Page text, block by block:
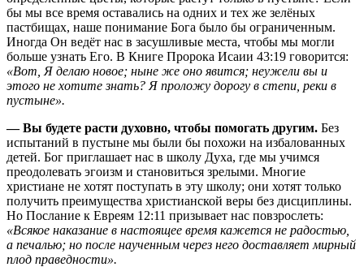
бы мы все время оставались на одних и тех же зелёных
пастбищах, наше понимание Бога было бы ограниченным.
Иногда Он ведёт нас в засушливые места, чтобы мы могли
больше узнать Его. В Книге Пророка Исаии 43:19 говорится:
«Вот, Я делаю новое; ныне же оно явится; неужели вы и
этого не хотите знать? Я проложу дорогу в степи, реки в
пустыне».
— Вы будете расти духовно, чтобы помогать другим. Без
испытаний в пустыне мы были бы похожи на избалованных
детей. Бог приглашает нас в школу Духа, где мы учимся
преодолевать эгоизм и становиться зрелыми. Многие
христиане не хотят поступать в эту школу; они хотят только
получить преимущества христианской веры без дисциплины.
Но Послание к Евреям 12:11 призывает нас повзрослеть:
«Всякое наказание в настоящее время кажется не радостью,
а печалью; но после наученным через него доставляет мирный
плод праведности».